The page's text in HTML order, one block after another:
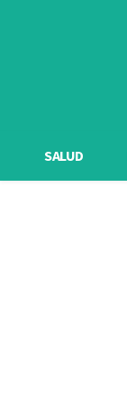
SALUD